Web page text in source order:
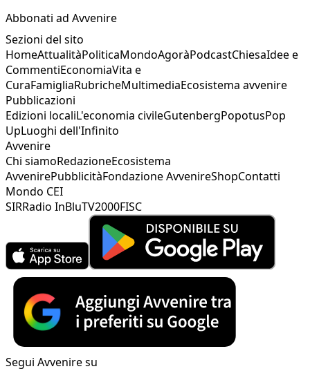
Abbonati ad Avvenire
Sezioni del sito
HomeAttualitàPoliticaMondoAgoràPodcastChiesaIdee e
CommentiEconomiaVita e
CuraFamigliaRubricheMultimediaEcosistema avvenire
Pubblicazioni
Edizioni localiL'economia civileGutenbergPopotusPop
UpLuoghi dell'Infinito
Avvenire
Chi siamoRedazioneEcosistema
AvvenirePubblicitàFondazione AvvenireShopContatti
Mondo CEI
SIRRadio InBluTV2000FISC
Segui Avvenire su